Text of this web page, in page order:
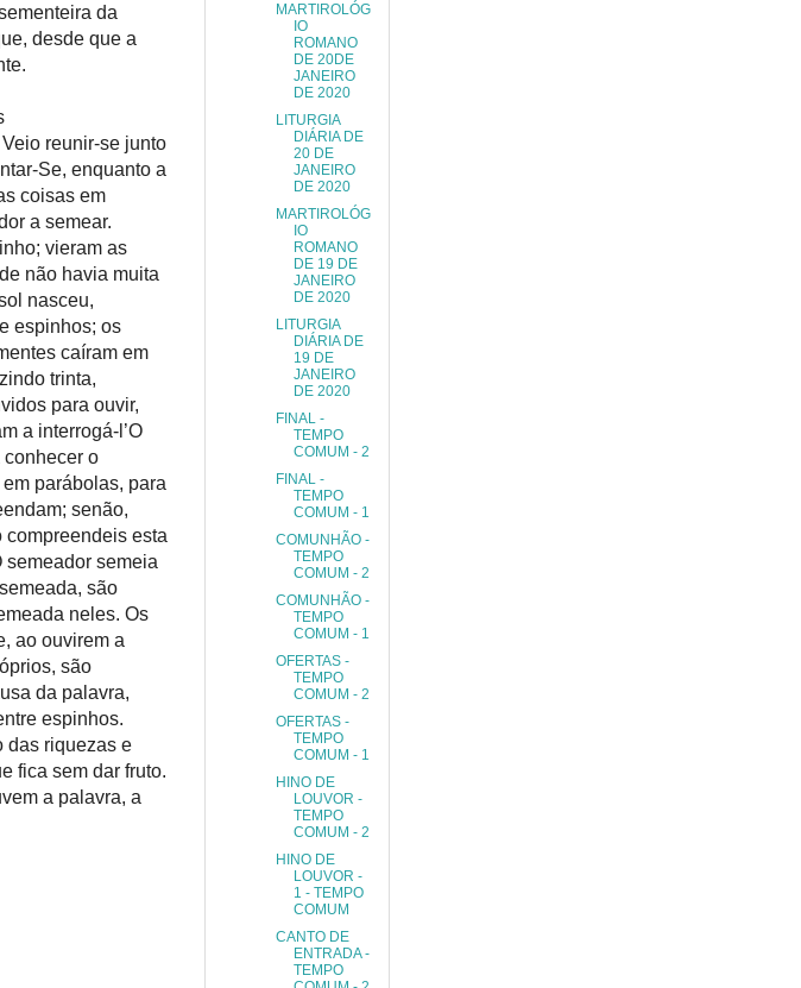
da
desde que a
reunir-se junto
Se, enquanto a
coisas em
a semear.
vieram as
não havia muita
nasceu,
espinhos; os
caíram em
trinta,
para ouvir,
a interrogá-l’O
o
parábolas, para
senão,
esta
semeador semeia
são
neles. Os
ao ouvirem a
são
da palavra,
espinhos.
das riquezas e
fica sem dar fruto.
a palavra, a
MARTIROLÓG
IO
ROMANO
DE 20DE
JANEIRO
DE 2020
LITURGIA
DIÁRIA DE
20 DE
JANEIRO
DE 2020
MARTIROLÓG
IO
ROMANO
DE 19 DE
JANEIRO
DE 2020
LITURGIA
DIÁRIA DE
19 DE
JANEIRO
DE 2020
FINAL -
TEMPO
COMUM - 2
FINAL -
TEMPO
COMUM - 1
COMUNHÃO -
TEMPO
COMUM - 2
COMUNHÃO -
TEMPO
COMUM - 1
OFERTAS -
TEMPO
COMUM - 2
OFERTAS -
TEMPO
COMUM - 1
HINO DE
LOUVOR -
TEMPO
COMUM - 2
HINO DE
LOUVOR -
1 - TEMPO
COMUM
CANTO DE
ENTRADA -
TEMPO